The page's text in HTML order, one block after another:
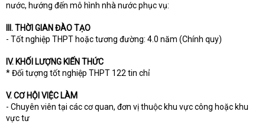
nước, hướng đến mô hình nhà nước phục vụ:
III. THỜI GIAN ĐÀO TẠO
- Tốt nghiệp THPT hoặc tương đường: 4.0 năm (Chính quy)
IV. KHỐI LƯỢNG KIẾN THỨC
* Đối tượng tốt nghiệp THPT 122 tin chỉ
V. CƠ HỘI VIỆC LÀM
- Chuyên viên tại các cơ quan, đơn vị thuộc khu vực công hoặc khu
vực tư